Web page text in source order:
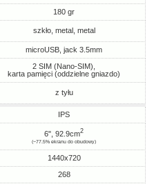
180 gr
szkło, metal, metal
microUSB, jack 3.5mm
2 SIM (Nano-SIM),
karta pamięci (oddzielne gniazdo)
z tyłu
IPS
6", 92.9cm2
(~77.5% ekranu do obudowy)
1440x720
268